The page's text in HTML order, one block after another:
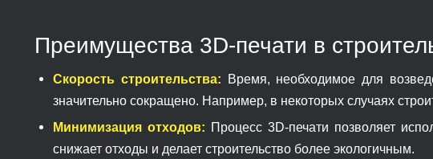
Преимущества 3D-печати в
Скорость строительства: Время, необходимое для
значительно сокращено. Например, в некоторых случаях
Минимизация отходов: Процесс 3D-печати позволяет
снижает отходы и делает строительство более экологичным.